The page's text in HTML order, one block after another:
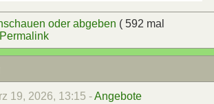
oder abgeben ( 592 mal
Permalink
19, 2026, 13:15 -Angebote